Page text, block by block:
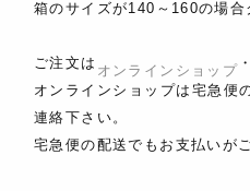
箱のサイズが140～160の場
ご注文は オンラインショップ
オンラインショップは宅急便
連絡下さい。
宅急便の配送でもお支払いが